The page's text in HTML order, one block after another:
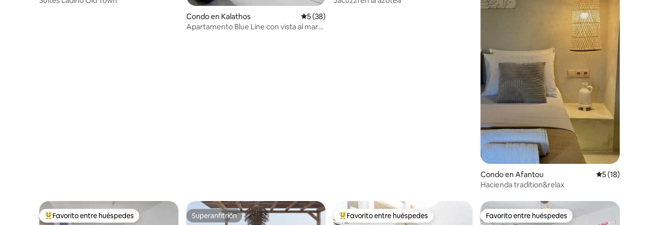
Condo en Kalathos Calificación promedio: 5 de 5, 38 reseñas
5 (38)
Apartamento Blue Line con vista al mar
Condo en Afantou Calificación
5 (18)
Hacienda tradition&relax
Favorito entre huéspedes preferido
Favorito entre huéspedes Superanfitrión
Superanfitrión Favorito entre huéspedes preferido
Favorito entre huéspedes Favorito entre huéspedes
Favorito entre huéspedes